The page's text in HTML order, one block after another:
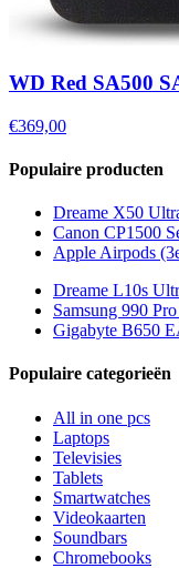
WD Red SA500
€369,00
Populaire producten
Dreame X50
Canon CP1500
Apple Airpods
Dreame L10s
Samsung 990
Gigabyte B650
Populaire categorieën
All in one pcs
Laptops
Televisies
Tablets
Smartwatches
Videokaarten
Soundbars
Chromebooks